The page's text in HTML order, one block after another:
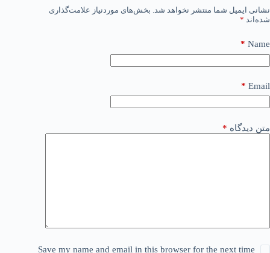
نشانی ایمیل شما منتشر نخواهد شد. بخش‌های موردنیاز علامت‌گذاری
شده‌اند *
Name
*
Email
*
متن دیدگاه *
Save my name and email in this browser for the next time